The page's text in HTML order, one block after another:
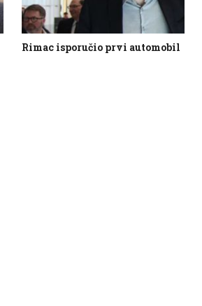
Rimac isporučio prvi automobil